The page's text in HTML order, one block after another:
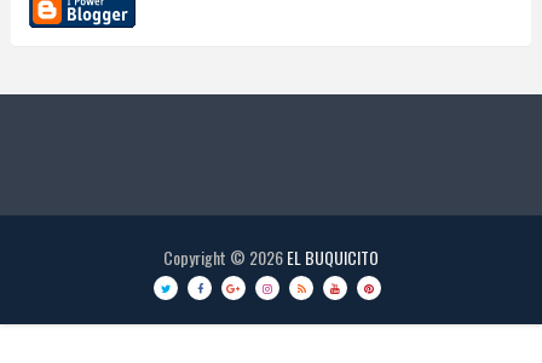
Copyright © 2026EL BUQUICITO